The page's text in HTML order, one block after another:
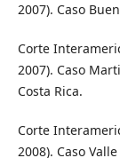
2007). Caso
Corte
2007). Caso
Costa Rica.
Corte
2008). Caso